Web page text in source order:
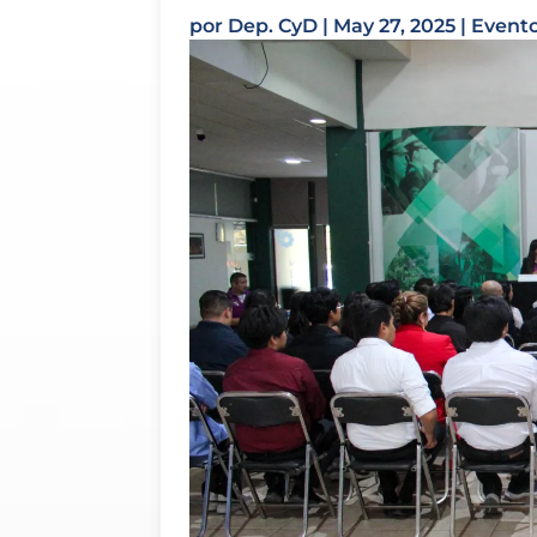
por Dep. CyD | May 27, 2025 |